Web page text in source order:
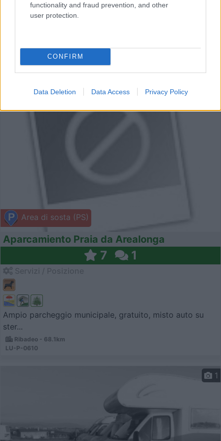
functionality and fraud prevention, and other
user protection.
CONFIRM
Data Deletion Data Access Privacy Policy
Area di sosta (PS)
Aparcamiento Praia da Arealonga
7 1
Ampio parcheggio municipale, gratuito, misto auto su
ster...
Ribadeo - 68.1km
LU-P-0610
1